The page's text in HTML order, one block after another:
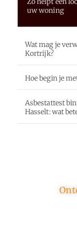
uw woning
Wat mag je
Kortrijk?
Hoe begin je
Asbestattest
Hasselt: wat